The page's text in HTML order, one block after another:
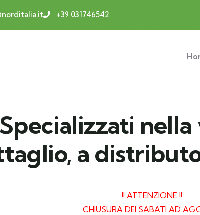
+39 031746542
Specializzati
a
!! ATTENZIONE !!
CHIUSURA DEI SABATI AD